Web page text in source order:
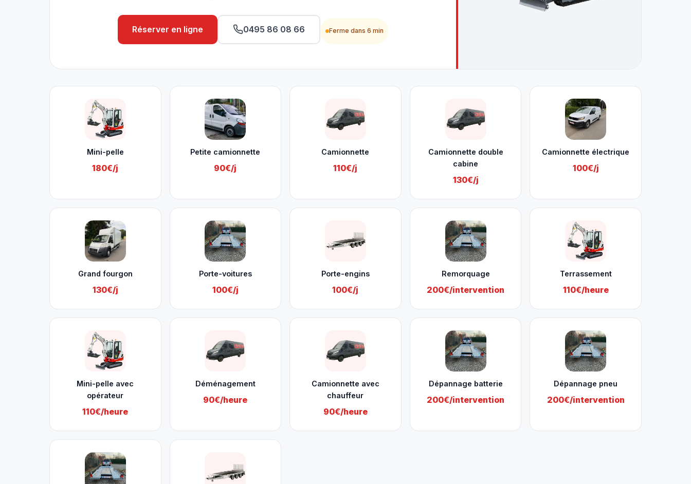
Réserver en ligne 0495 86 08 66 Ferme dans 6 min
Mini-pelle
180€/j
Petite camionnette
90€/j
Camionnette
110€/j
Camionnette double
cabine
130€/j
Camionnette électrique
100€/j
Grand fourgon
130€/j
Porte-voitures
100€/j
Porte-engins
100€/j
Remorquage
200€/intervention
Terrassement
110€/heure
Mini-pelle avec
opérateur
110€/heure
Déménagement
90€/heure
Camionnette avec
chauffeur
90€/heure
Dépannage batterie
200€/intervention
Dépannage pneu
200€/intervention